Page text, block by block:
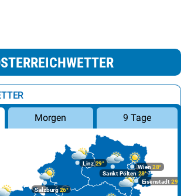
Morgen 9 Tage
Linz29°
Salzburg26°
Wien 28°
Eisenstadt 29°
Sankt Pölten 28°